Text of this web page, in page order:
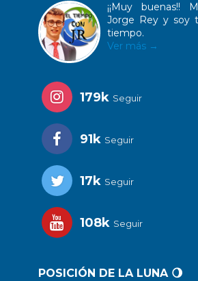
¡¡Muy buenas!!
Jorge Rey y soy
tiempo.
Ver más →
179k Seguir
91k Seguir
17k Seguir
108k Seguir
POSICIÓN DE LA LUNA 🌖